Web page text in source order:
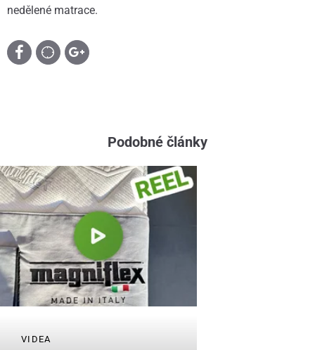
nedělené matrace.
Podobné články
VIDEA